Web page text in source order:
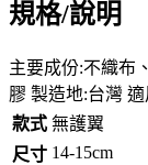
規格/說明
主要成份:不織布
膠 製造地:台灣
款式 無護翼
尺寸 14-15cm